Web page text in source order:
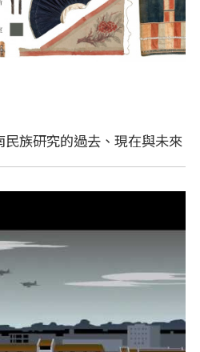
族研究的過去、現在與未來